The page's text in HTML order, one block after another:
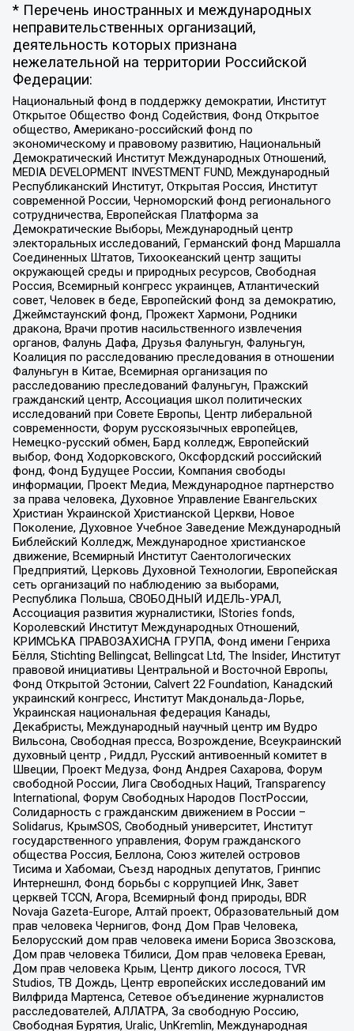
* Перечень иностранных и международных
неправительственных организаций,
деятельность которых признана
нежелательной на территории Российской
Федерации:
Национальный фонд в поддержку демократии, Институт
Открытое Общество Фонд Содействия, Фонд Открытое
общество, Американо-российский фонд по
экономическому и правовому развитию, Национальный
Демократический Институт Международных Отношений,
MEDIA DEVELOPMENT INVESTMENT FUND, Международный
Республиканский Институт, Открытая Россия, Институт
современной России, Черноморский фонд регионального
сотрудничества, Европейская Платформа за
Демократические Выборы, Международный центр
электоральных исследований, Германский фонд Маршалла
Соединенных Штатов, Тихоокеанский центр защиты
окружающей среды и природных ресурсов, Свободная
Россия, Всемирный конгресс украинцев, Атлантический
совет, Человек в беде, Европейский фонд за демократию,
Джеймстаунский фонд, Прожект Хармони, Родники
дракона, Врачи против насильственного извлечения
органов, Фалунь Дафа, Друзья Фалуньгун, Фалуньгун,
Коалиция по расследованию преследования в отношении
Фалуньгун в Китае, Всемирная организация по
расследованию преследований Фалуньгун, Пражский
гражданский центр, Ассоциация школ политических
исследований при Совете Европы, Центр либеральной
современности, Форум русскоязычных европейцев,
Немецко-русский обмен, Бард колледж, Европейский
выбор, Фонд Ходорковского, Оксфордский российский
фонд, Фонд Будущее России, Компания свободы
информации, Проект Медиа, Международное партнерство
за права человека, Духовное Управление Евангельских
Христиан Украинской Христианской Церкви, Новое
Поколение, Духовное Учебное Заведение Международный
Библейский Колледж, Международное христианское
движение, Всемирный Институт Саентологических
Предприятий, Церковь Духовной Технологии, Европейская
сеть организаций по наблюдению за выборами,
Республика Польша, СВОБОДНЫЙ ИДЕЛЬ-УРАЛ,
Ассоциация развития журналистики, IStories fonds,
Королевский Институт Международных Отношений,
КРИМСЬКА ПРАВОЗАХИСНА ГРУПА, Фонд имени Генриха
Бёлля, Stichting Bellingcat, Bellingcat Ltd, The Insider, Институт
правовой инициативы Центральной и Восточной Европы,
Фонд Открытой Эстонии, Calvert 22 Foundation, Канадский
украинский конгресс, Институт Макдональда-Лорье,
Украинская национальная федерация Канады,
Декабристы, Международный научный центр им Вудро
Вильсона, Свободная пресса, Возрождение, Всеукраинский
духовный центр , Риддл, Русский антивоенный комитет в
Швеции, Проект Медуза, Фонд Андрея Сахарова, Форум
свободной России, Лига Свободных Наций, Transparеncy
International, Форум Свободных Народов ПостРоссии,
Солидарность с гражданским движением в России –
Solidarus, КрымSOS, Свободный университет, Институт
государственного управления, Форум гражданского
общества Россия, Беллона, Союз жителей островов
Тисима и Хабомаи, Съезд народных депутатов, Гринпис
Интернешнл, Фонд борьбы с коррупцией Инк, Завет
церквей TCCN, Агора, Всемирный фонд природы, BDR
Novaja Gazeta-Europe, Алтай проект, Образовательный дом
прав человека Чернигов, Фонд Дом Прав Человека,
Белорусский дом прав человека имени Бориса Звозскова,
Дом прав человека Тбилиси, Дом прав человека Ереван,
Дом прав человека Крым, Центр дикого лосося, TVR
Studios, ТВ Дождь, Центр европейских исследований им
Вилфрида Мартенса, Сетевое объединение журналистов
расследователей, АЛЛАТРА, За свободную Россию,
Свободная Бурятия, Uralic, UnKremlin, Международная